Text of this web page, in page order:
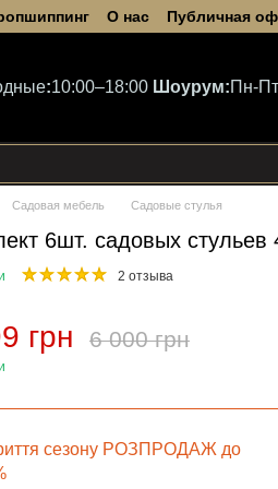
О нас
Публичная
:10:00–18:00 Шоурум:Пн-Пт
Садовая мебель Садовые стулья
6шт. садовых стульев
2 отзыва
грн 6 000 грн
сезону РОЗПРОДАЖ до